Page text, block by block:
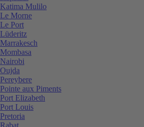
Katima Mulilo
Le Morne
Le Port
Lüderitz
Marrakesch
Mombasa
Nairobi
Oujda
Pereybere
Pointe aux Piments
Port Elizabeth
Port Louis
Pretoria
Rabat